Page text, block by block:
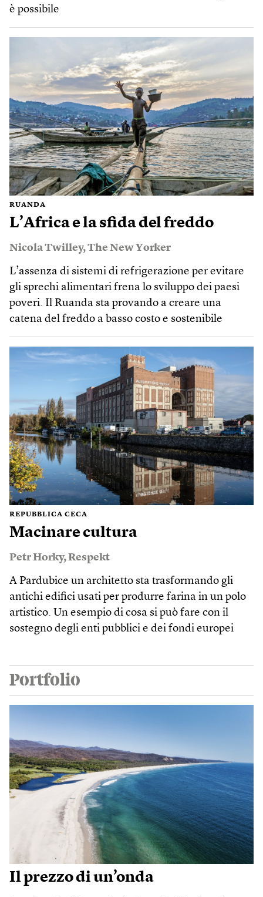
è possibile
RUANDA
L’Africa e la sfida del freddo
Nicola Twilley,The New Yorker
L’assenza di sistemi di refrigerazione per evitare
gli sprechi alimentari frena lo sviluppo dei paesi
poveri. Il Ruanda sta provando a creare una
catena del freddo a basso costo e sostenibile
REPUBBLICA CECA
Macinare cultura
Petr Horky,Respekt
A Pardubice un architetto sta trasformando gli
antichi edifici usati per produrre farina in un polo
artistico. Un esempio di cosa si può fare con il
sostegno degli enti pubblici e dei fondi europei
Portfolio
Il prezzo di un’onda